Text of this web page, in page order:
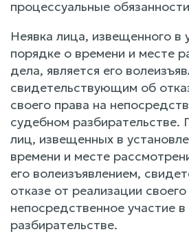
процессуальные
Неявка лица, извещенного в
порядке о времени и месте
дела, является его
свидетельствующим об
своего права на
судебном разбирательстве.
лиц, извещенных в
времени и месте
его волеизъявлением,
отказе от реализации
непосредственное участие
разбирательстве.